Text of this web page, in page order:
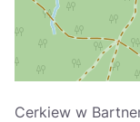
Cerkiew w